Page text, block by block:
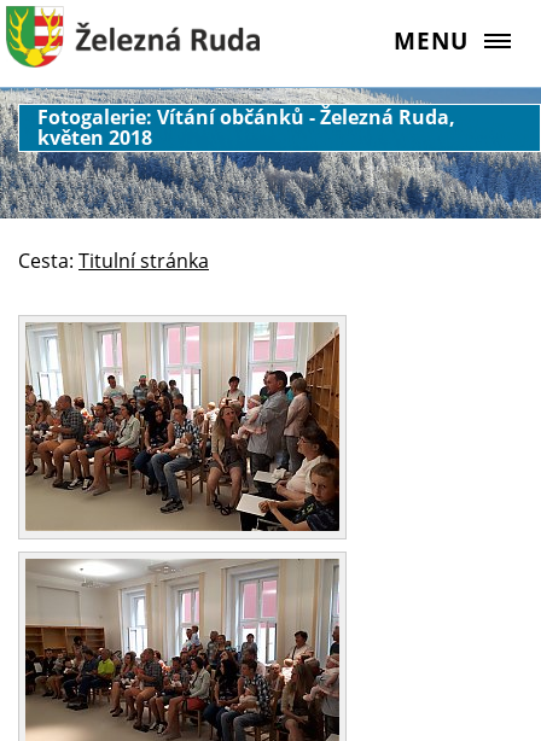
MENU
Fotogalerie: Vítání občánků - Železná Ruda,
květen 2018
Cesta: Titulní stránka